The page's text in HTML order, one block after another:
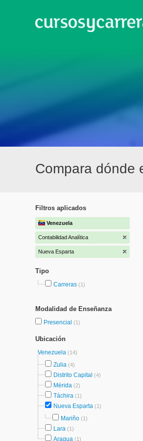
Compara dónde
Filtros aplicados
Venezuela
Contabilidad Analítica
Nueva Esparta
Tipo
Carreras (1)
Modalidad de Enseñanza
Presencial (1)
Ubicación
Venezuela (14)
Zulia (4)
Distrito Capital (4)
Mérida (2)
Táchira (1)
Nueva Esparta (1)
Mariño (1)
Lara (1)
Aragua (1)